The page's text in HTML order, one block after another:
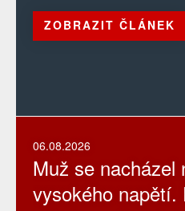
ZOBRAZIT ČLÁNEK
06.08.2026
Muž se nacházel
vysokého napětí.